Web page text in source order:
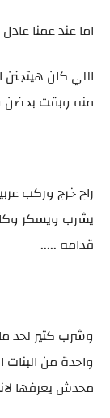
اما عند عمنا عادل
اللي كان
منه وبقت بحضن
راح خرج وركب
يشرب ويسكر
قدامه .....
وشرب كتير لحد
واحدة من البنات
محدش يعرفها